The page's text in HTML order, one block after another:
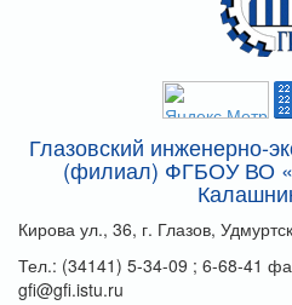
Глазовский инженерно-
(филиал) ФГБОУ ВО
Кирова ул., 36, г. Глазов,
Тел.: (34141) 5-34-09 ; 6-68-41
gfi@gfi.istu.ru